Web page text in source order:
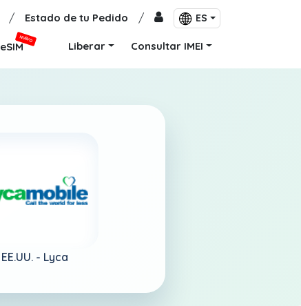
/ Estado de tu Pedido / ES
eSIM
NUEVO
Liberar Consultar IMEI
EE.UU. - Lyca